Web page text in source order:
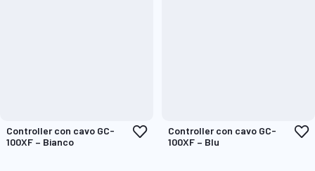
Controller con cavo GC-
100XF – Bianco
AggiungiController con cavo GC-
100XF – Blu